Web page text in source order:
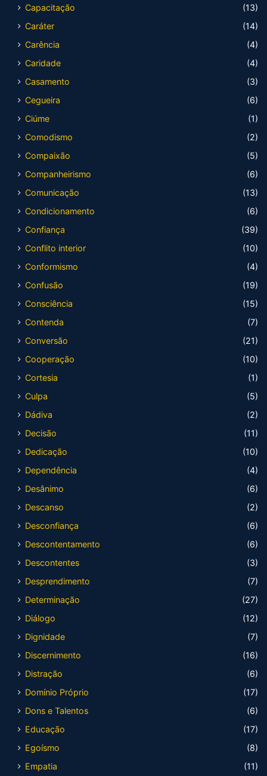
Capacitação
(13)
Caráter
(14)
Carência
(4)
Caridade
(4)
Casamento
(3)
Cegueira
(6)
Ciúme
(1)
Comodismo
(2)
Compaixão
(5)
Companheirismo
(6)
Comunicação
(13)
Condicionamento
(6)
Confiança
(39)
Conflito interior
(10)
Conformismo
(4)
Confusão
(19)
Consciência
(15)
Contenda
(7)
Conversão
(21)
Cooperação
(10)
Cortesia
(1)
Culpa
(5)
Dádiva
(2)
Decisão
(11)
Dedicação
(10)
Dependência
(4)
Desânimo
(6)
Descanso
(2)
Desconfiança
(6)
Descontentamento
(6)
Descontentes
(3)
Desprendimento
(7)
Determinação
(27)
Diálogo
(12)
Dignidade
(7)
Discernimento
(16)
Distração
(6)
Domínio Próprio
(17)
Dons e Talentos
(6)
Educação
(17)
Egoísmo
(8)
Empatia
(11)